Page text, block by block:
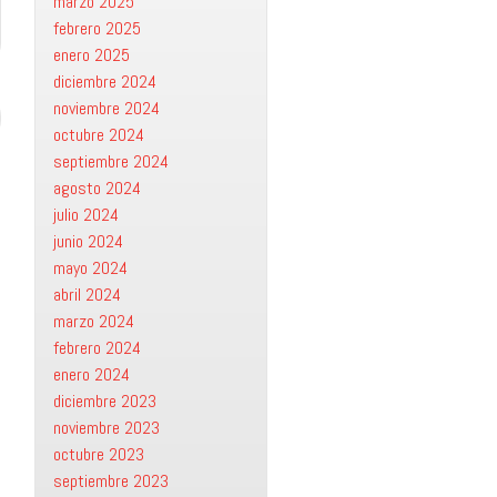
febrero 2025
enero 2025
diciembre 2024
noviembre 2024
octubre 2024
septiembre 2024
agosto 2024
julio 2024
junio 2024
mayo 2024
abril 2024
marzo 2024
febrero 2024
enero 2024
diciembre 2023
noviembre 2023
octubre 2023
septiembre 2023